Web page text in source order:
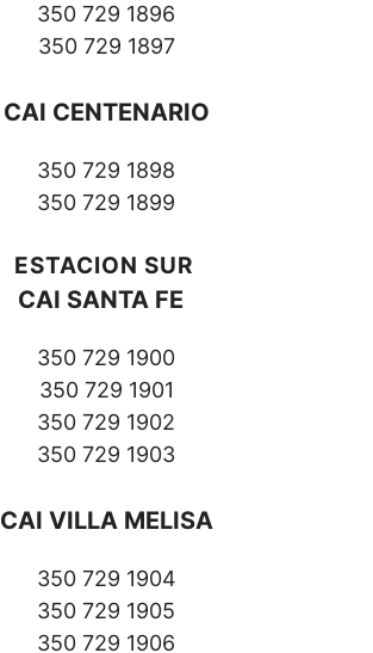
350 729 1896
350 729 1897
CAI CENTENARIO
350 729 1898
350 729 1899
ESTACION SUR
CAI SANTA FE
350 729 1900
350 729 1901
350 729 1902
350 729 1903
CAI VILLA MELISA
350 729 1904
350 729 1905
350 729 1906